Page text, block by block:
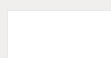
Vans